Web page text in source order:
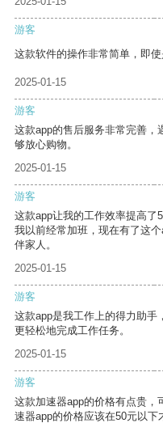
游客
这款软件的操作非常简单，即使
2025-01-15
游客
这款app的售后服务非常完善，
够放心购物。
2025-01-15
游客
这款app让我的工作效率提高了
我以前经常加班，现在有了这
伴家人。
2025-01-15
游客
这款app是我工作上的得力助手
更轻松地完成工作任务。
2025-01-15
游客
这款加速器app的价格有点贵，
速器app的价格应该在50元以下